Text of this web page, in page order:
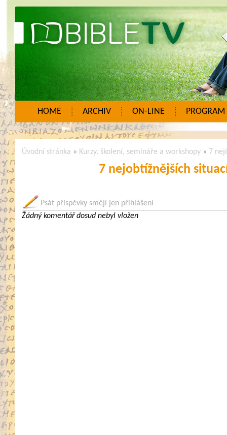
HOME ARCHIV ON-LINE PROGRAM
Úvodní stránka » Kurzy, školení, semináře a workshopy » 7
7 nejobtížnějších
Psát příspěvky smějí jen přihlášení
Žádný komentář dosud nebyl vložen